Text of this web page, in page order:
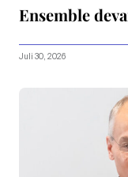
Ensemble
Juli 30, 2026